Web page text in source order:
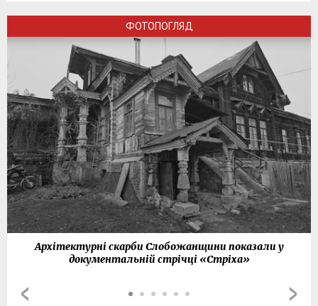
ФОТОПОГЛЯД
Архітектурні скарби Слобожанщини показали у
документальній стрічці «Стріха»